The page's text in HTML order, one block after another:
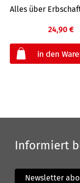
Alles über
24,90 €
Informiert
Newsletter